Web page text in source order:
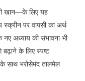
खान—के लिए यह
पर वापसी का अर्थ
अध्याय की संभावना भी
के लिए स्पष्ट
के साथ भरोसेमंद तालमेल